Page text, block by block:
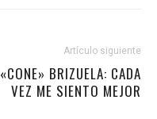
Artículo siguiente
«CONE» BRIZUELA: CADA
VEZ ME SIENTO MEJOR